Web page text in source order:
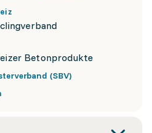
Betonprodukte
(SBV)